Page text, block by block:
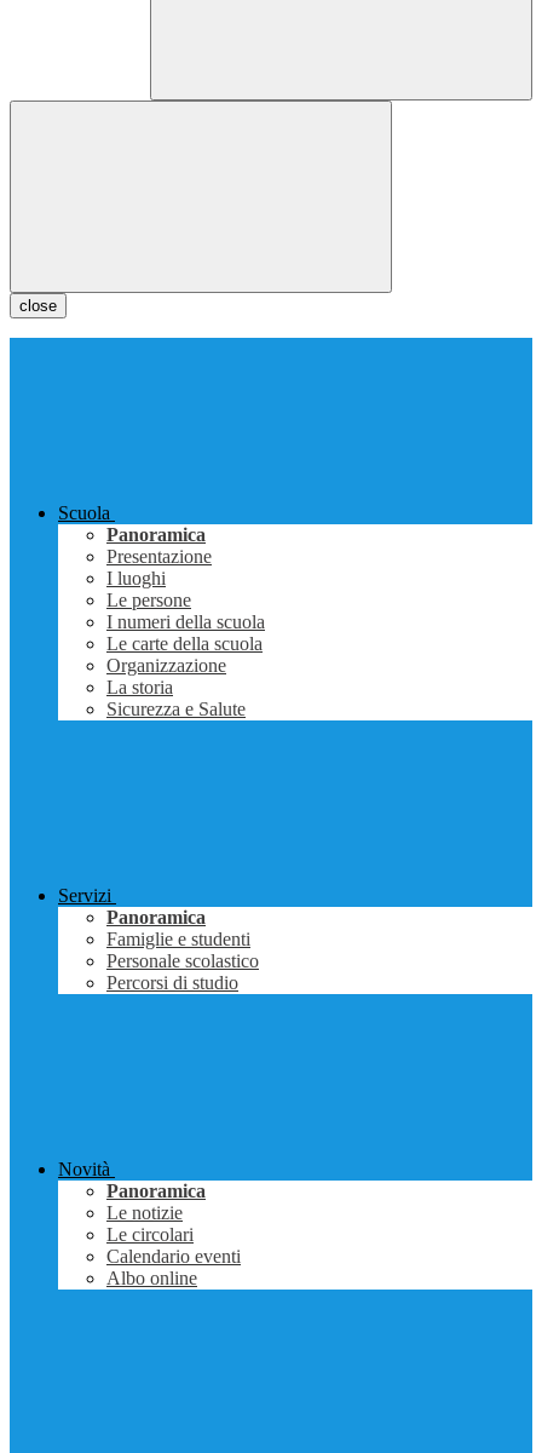
close
Scuola
Panoramica
Presentazione
I luoghi
Le persone
I numeri della scuola
Le carte della scuola
Organizzazione
La storia
Sicurezza e Salute
Servizi
Panoramica
Famiglie e studenti
Personale scolastico
Percorsi di studio
Novità
Panoramica
Le notizie
Le circolari
Calendario eventi
Albo online